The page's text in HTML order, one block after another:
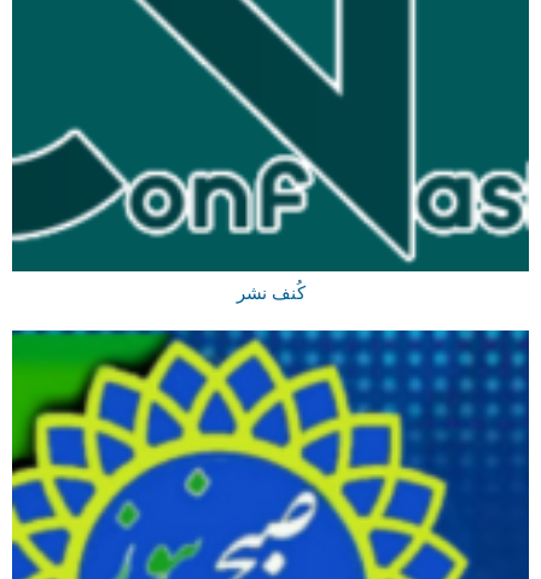
کُنف نشر